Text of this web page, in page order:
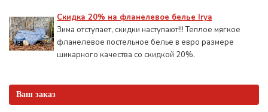
Скидка 20% на фланелевое белье Irya
Зима отступает, скидки наступают!!! Теплое мягкое
фланелевое постельное белье в евро размере
шикарного качества со скидкой 20%.
Ваш заказ